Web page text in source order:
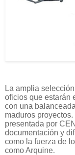
La amplia
oficios que estarán
con una
maduros
presentada por
documentación y
como la fuerza de
como Arquine.